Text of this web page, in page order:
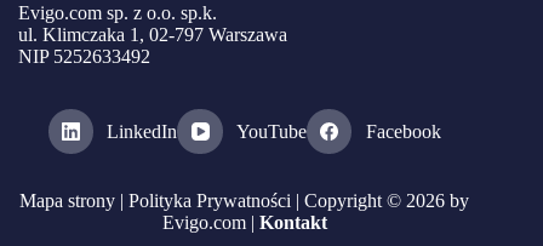
Evigo.com sp. z o.o. sp.k.
ul. Klimczaka 1, 02-797 Warszawa
NIP 5252633492
LinkedIn YouTube Facebook
Mapa strony |Polityka Prywatności | Copyright © 2026 by
Evigo.com | Kontakt